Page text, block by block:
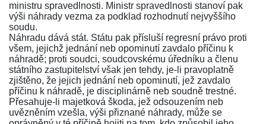
ministru spravedlnosti. Ministr spravedlnosti stanoví pak
výši náhrady vezma za podklad rozhodnutí nejvyššího
soudu.
Náhradu dává stát. Státu pak přísluší regresní právo proti
všem, jejichž jednání neb opominutí zavdalo příčinu k
náhradě; proti soudci, soudcovskému úředníku a členu
státního zastupitelství však jen tehdy, je-li pravoplatně
zjištěno, že jejich jednání neb opominutí, jež zavdalo
příčinu k náhradě, je disciplinárně neb soudně trestné.
Přesahuje-li majetková škoda, jež odsouzením neb
uvězněním vzešla, výši přiznané náhrady, může se